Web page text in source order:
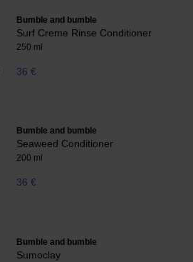
Bumble and bumble
Surf Creme Rinse Conditioner
250 ml
36 €
Bumble and bumble
Seaweed Conditioner
200 ml
36 €
Bumble and bumble
Sumoclay